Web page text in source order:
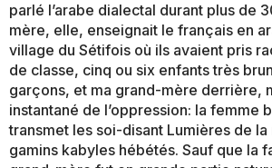
parlé l’arabe dialectal durant plus de
mère, elle, enseignait le français en
village du Sétifois où ils avaient pris
de classe, cinq ou six enfants très
garçons, et ma grand-mère derrière,
instantané de l’oppression: la femme
transmet les soi-disant Lumières de
gamins kabyles hébétés. Sauf que la